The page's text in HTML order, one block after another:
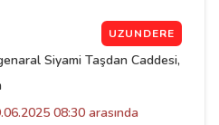
UZUNDERE
Siyami Taşdan Caddesi,
08:30 arasında